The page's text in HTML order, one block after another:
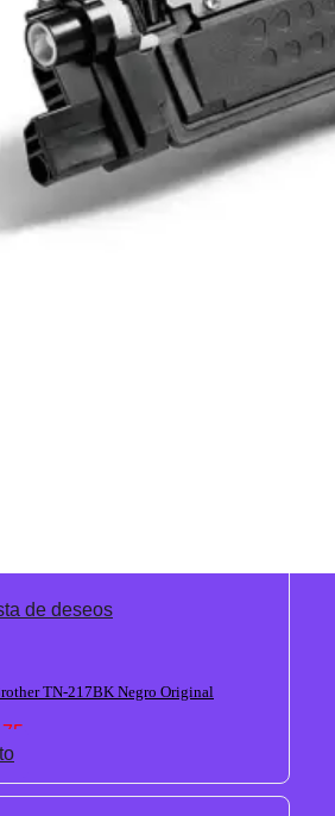
de deseos
TN-217BK Negro Original
es: